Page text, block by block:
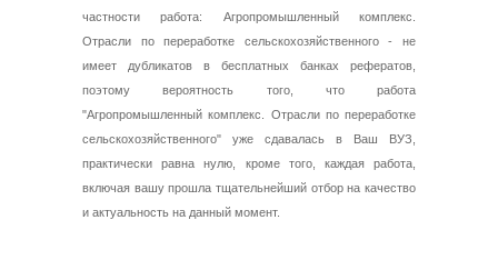
частности работа: Агропромышленный комплекс.
Отрасли по переработке сельскохозяйственного - не
имеет дубликатов в бесплатных банках рефератов,
поэтому вероятность того, что работа
"Агропромышленный комплекс. Отрасли по переработке
сельскохозяйственного" уже сдавалась в Ваш ВУЗ,
практически равна нулю, кроме того, каждая работа,
включая вашу прошла тщательнейший отбор на качество
и актуальность на данный момент.